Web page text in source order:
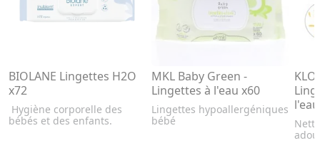
BIOLANE Lingettes H2O
x72
Hygiène corporelle des
bébés et des enfants.
MKL Baby Green -
Lingettes à l'eau x60
Lingettes hypoallergéniques
bébé